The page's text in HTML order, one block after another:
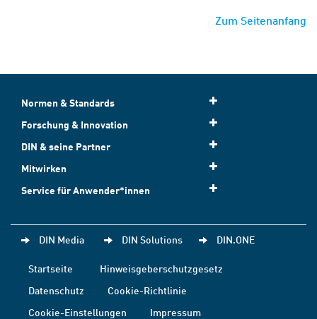
Zum Seitenanfang
Normen & Standards
Forschung & Innovation
DIN & seine Partner
Mitwirken
Service für Anwender*innen
DIN Media DIN Solutions DIN.ONE
Startseite
Hinweisgeberschutzgesetz
Datenschutz
Cookie-Richtlinie
Cookie-Einstellungen
Impressum